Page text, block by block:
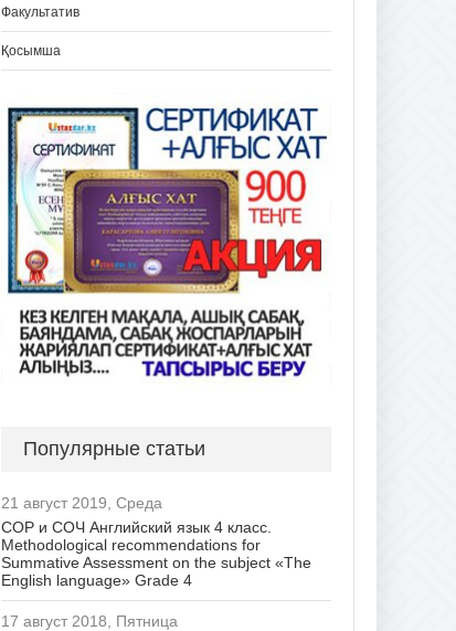
Факультатив
Қосымша
Популярные статьи
21 август 2019, Среда
СОР и СОЧ Английский язык 4 класс.
Methodological recommendations for
Summative Assessment on the subject «The
English language» Grade 4
17 август 2018, Пятница